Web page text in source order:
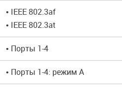
• IEEE 802.3af
• IEEE 802.3at
• Порты 1-4
• Порты 1-4: режим A